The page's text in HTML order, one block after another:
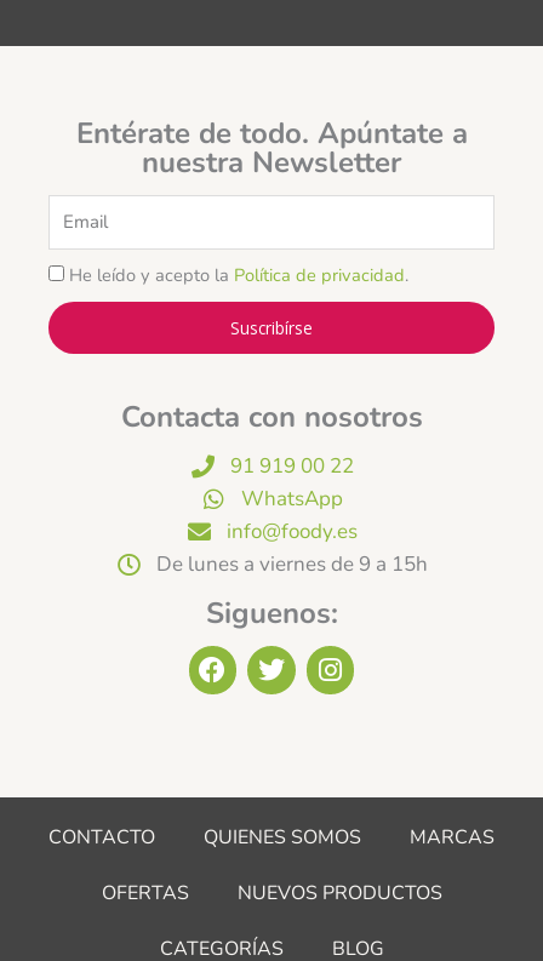
Entérate de todo. Apúntate a
nuestra Newsletter
He leído y acepto la Política de privacidad.
Suscribírse
Contacta con nosotros
91 919 00 22
WhatsApp
info@foody.es
De lunes a viernes de 9 a 15h
Siguenos:
F
a
o
k
T
w
e
I
n
g
a
CONTACTO QUIENES SOMOS MARCAS
OFERTAS NUEVOS PRODUCTOS
CATEGORÍAS BLOG